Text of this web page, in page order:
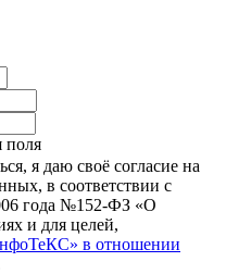
поля
я даю своё согласие на
в соответствии с
года №152-ФЗ «О
и для целей,
в отношении